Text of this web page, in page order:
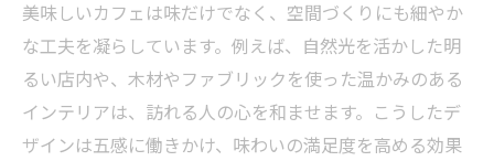
美味しいカフェは味だけでなく、空間づくりにも細やか
な工夫を凝らしています。例えば、自然光を活かした明
るい店内や、木材やファブリックを使った温かみのある
インテリアは、訪れる人の心を和ませます。こうしたデ
ザインは五感に働きかけ、味わいの満足度を高める効果